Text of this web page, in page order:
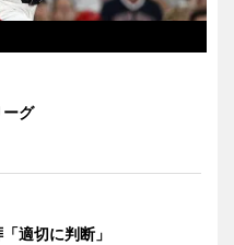
グ
適切に判断」